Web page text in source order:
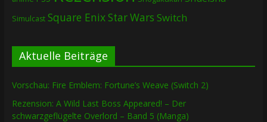
Simulcast Square EnixStar Wars Switch
Aktuelle Beiträge
Vorschau: Fire Emblem: Fortune’s Weave (Switch 2)
Rezension: A Wild Last Boss Appeared! – Der
schwarzgeflügelte Overlord – Band 5 (Manga)